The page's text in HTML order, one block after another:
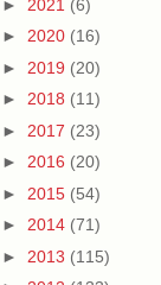
► 2021 (6)
► 2020 (16)
► 2019 (20)
► 2018 (11)
► 2017 (23)
► 2016 (20)
► 2015 (54)
► 2014 (71)
► 2013 (115)